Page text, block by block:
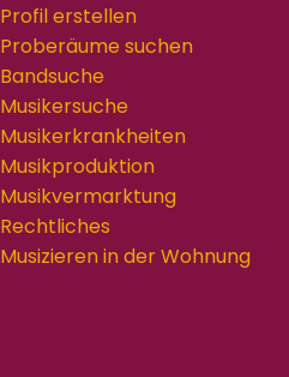
Profil erstellen
Proberäume suchen
Bandsuche
Musikersuche
Musikerkrankheiten
Musikproduktion
Musikvermarktung
Rechtliches
Musizieren in der Wohnung